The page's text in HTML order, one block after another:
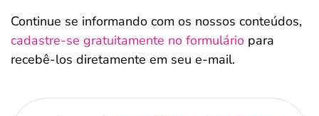
Continue se informando com os nossos conteúdos,
cadastre-se gratuitamente no formulário para
recebê-los diretamente em seu e-mail.